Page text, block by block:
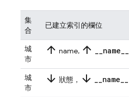
集
合
已建立索引的欄位
城
市
arrow_upward name, arrow_upward __name__
城
市
arrow_downward 狀態， arrow_downward __name__